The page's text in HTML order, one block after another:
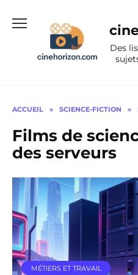
Des
ACCUEIL » SCIENCE-FICTION »
Films de
des serveurs
MÉTIERS ET TRAVAIL